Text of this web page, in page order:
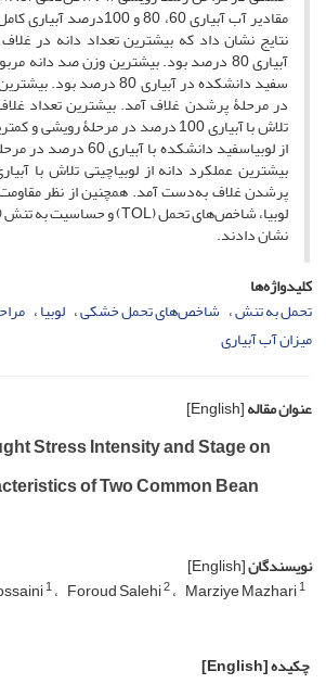
مقادیر آب آبیاری 60، 80 و
نتایج نشان داد که بیشترین تعداد دانه در
‌آبیاری 80 ‌درصد بود. بیشترین وزن صد دانه
سفید دانشکده در آبیاری 80‌
در مرحلۀ پرشدن غلاف آمد. بیشترین تعداد غلاف
تلاش با آبیاری 100‌ درصد در مرحلۀ
از لوبیاسفید دانشکده
پرشدن غلاف به‌دست آمد. همچنین از نظر
نشان دادند.
کلیدواژه‌ها
تحمل به تنش شاخص‌های تحمل خشکی لوبیا
میزان آب آبیاری
عنوان مقاله[English]
Stress Intensity and Stage on
of Two Common Bean
نویسندگان[English]
1 Foroud Salehi2 Marziye Mazhari1
چکیده[English]